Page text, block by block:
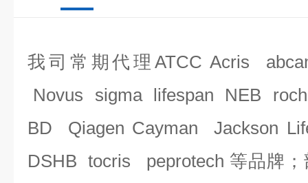
我司常期代理ATCC Acris
Novus sigma lifespan NEB
BD Qiagen Cayman Jackson
DSHB tocris peprotech 等品牌